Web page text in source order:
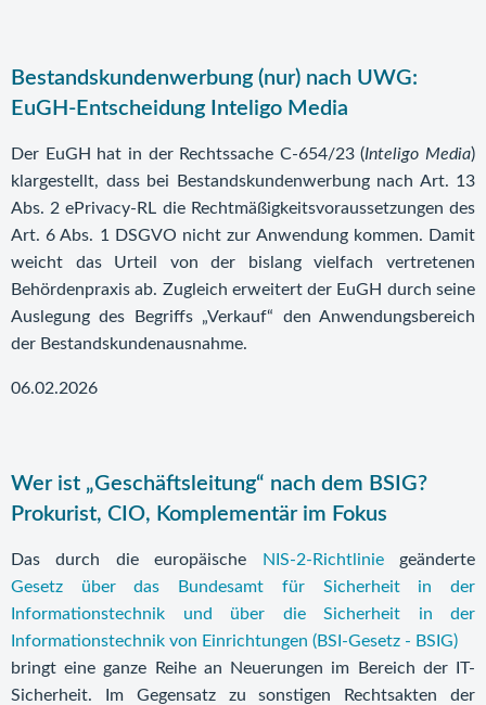
Bestandskundenwerbung (nur) nach UWG:
EuGH-Entscheidung Inteligo Media
Der EuGH hat in der Rechtssache C-654/23 (Inteligo Media)
klargestellt, dass bei Bestandskundenwerbung nach Art. 13
Abs. 2 ePrivacy-RL die Rechtmäßigkeitsvoraussetzungen des
Art. 6 Abs. 1 DSGVO nicht zur Anwendung kommen. Damit
weicht das Urteil von der bislang vielfach vertretenen
Behördenpraxis ab. Zugleich erweitert der EuGH durch seine
Auslegung des Begriffs „Verkauf“ den Anwendungsbereich
der Bestandskundenausnahme.
06.02.2026
Wer ist „Geschäftsleitung“ nach dem BSIG?
Prokurist, CIO, Komplementär im Fokus
Das durch die europäische NIS-2-Richtliniegeänderte
Gesetz über das Bundesamt für Sicherheit in der
Informationstechnik und über die Sicherheit in der
Informationstechnik von Einrichtungen (BSI-Gesetz - BSIG)
bringt eine ganze Reihe an Neuerungen im Bereich der IT-
Sicherheit. Im Gegensatz zu sonstigen Rechtsakten der